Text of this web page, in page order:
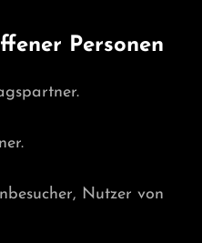
Personen
Nutzer von